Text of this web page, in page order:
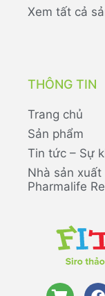
Xem tất cả
THÔNG TIN
Trang chủ
Sản phẩm
Tin tức – Sự
Nhà sản xuất
Pharmalife